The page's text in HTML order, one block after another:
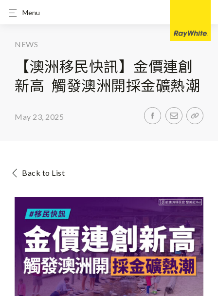
Menu
NEWS
【澳洲移民快訊】金價連創
新高 觸發澳洲開採金礦熱潮
May 23, 2025
Back to List